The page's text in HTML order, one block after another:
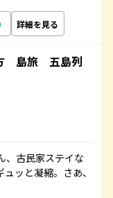
詳細を見る
島旅 五島列
、古民家ステイな
ッと凝縮。さあ、